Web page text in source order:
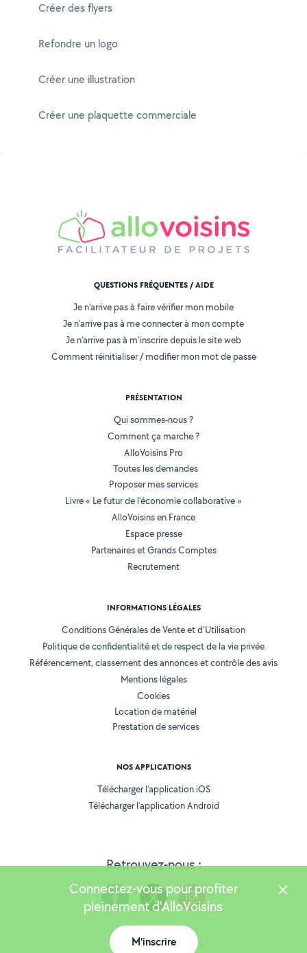
Créer des flyers
Refondre un logo
Créer une illustration
Créer une plaquette commerciale
Retrouvez-nous :
QUESTIONS FRÉQUENTES / AIDE
Je n'arrive pas à faire vérifier mon mobile
Je n'arrive pas à me connecter à mon compte
Je n'arrive pas à m'inscrire depuis le site web
Comment réinitialiser / modifier mon mot de passe
PRÉSENTATION
Qui sommes-nous ?
Comment ça marche ?
AlloVoisins Pro
Toutes les demandes
Proposer mes services
Livre « Le futur de l'économie collaborative »
AlloVoisins en France
Espace presse
Partenaires et Grands Comptes
Recrutement
INFORMATIONS LÉGALES
Conditions Générales de Vente et d'Utilisation
Politique de confidentialité et de respect de la vie privée
Référencement, classement des annonces et contrôle des avis
Mentions légales
Cookies
Location de matériel
Prestation de services
NOS APPLICATIONS
Télécharger l’application iOS
Télécharger l’application Android
Version 25.5.3
Connectez-vous pour profiter
pleinement d'AlloVoisins
M'inscrire